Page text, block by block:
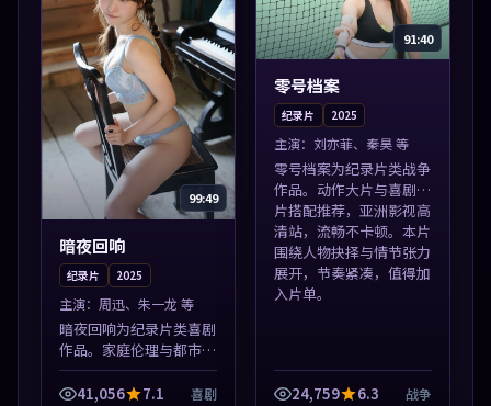
99:49
暗夜回响
纪录片 2025
主演： 周迅、朱一龙 等
暗夜回响为纪录片类喜剧
作品。家庭伦理与都市励
志题材丰富，高清免费在
线播放，适合全年龄段观
41,056 7.1 喜剧
91:40
零号档案
纪录片 2025
主演： 刘亦菲、秦昊 等
零号档案为纪录片类战争
作品。动作大片与喜剧短
片搭配推荐，亚洲影视高
清站，流畅不卡顿。本片
围绕人物抉择与情节张力
展开，节奏紧凑，值得加
入片单。
24,759 6.3 战争